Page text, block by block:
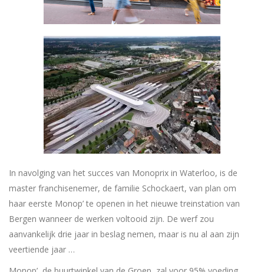
In navolging van het succes van Monoprix in Waterloo, is de
master franchisenemer, de familie Schockaert, van plan om
haar eerste Monop’ te openen in het nieuwe treinstation van
Bergen wanneer de werken voltooid zijn. De werf zou
aanvankelijk drie jaar in beslag nemen, maar is nu al aan zijn
veertiende jaar …